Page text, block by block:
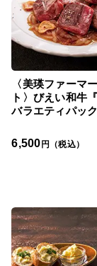
〈美瑛ファーマ
ト〉びえい和牛
バラエティパック
6,500 円（税込）